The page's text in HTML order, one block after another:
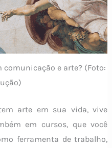
comunicação e arte? (Foto:
arte em sua vida, vive
em cursos, que você
ferramenta de trabalho,